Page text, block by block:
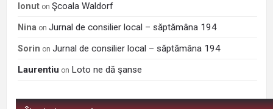
Ionut onŞcoala Waldorf
Nina onJurnal de consilier local – săptămâna 194
Sorin onJurnal de consilier local – săptămâna 194
Laurentiu on Loto ne dă şanse